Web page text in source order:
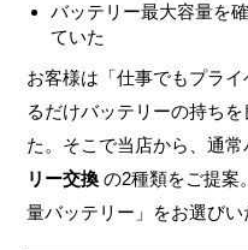
バッテリー最大容量を
ていた
お客様は「仕事でもプラ
るだけバッテリーの持ち
た。そこで当店から、通常
リー交換 の2種類をご提案
量バッテリー」をお選びい